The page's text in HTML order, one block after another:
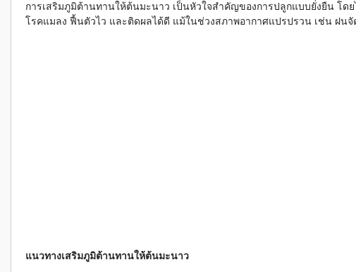
การเสริมภูมิต้านทานให้ต้นมะนาว เป็นหัวใจสำคัญของการปลูกแบบยั่งยืน โด
โรคแมลง ฟื้นตัวไว และติดผลได้ดี แม้ในช่วงสภาพอากาศแปรปรวน เช่น ฝน
แนวทางเสริมภูมิต้านทานให้ต้นมะนาว